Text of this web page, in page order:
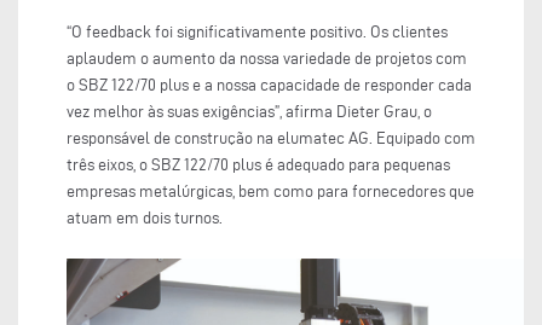
“O feedback foi significativamente positivo. Os clientes
aplaudem o aumento da nossa variedade de projetos com
o SBZ 122/70 plus e a nossa capacidade de responder cada
vez melhor às suas exigências”, afirma Dieter Grau, o
responsável de construção na elumatec AG. Equipado com
três eixos, o SBZ 122/70 plus é adequado para pequenas
empresas metalúrgicas, bem como para fornecedores que
atuam em dois turnos.